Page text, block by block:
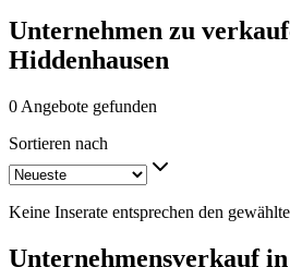
Unternehmen zu
Hiddenhausen
0 Angebote gefunden
Sortieren nach
Keine Inserate entsprechen den
Unternehmensverkauf